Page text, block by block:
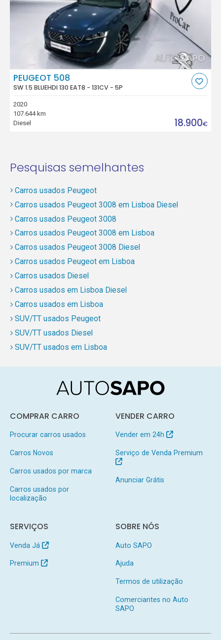
PEUGEOT 508
SW 1.5 BLUEHDI 130 EAT8 - 131CV - 5P
2020
107.644 km
Diesel
18.900€
Pesquisas semelhantes
Carros usados Peugeot
Carros usados Peugeot 3008 em Lisboa Diesel
Carros usados Peugeot 3008
Carros usados Peugeot 3008 em Lisboa
Carros usados Peugeot 3008 Diesel
Carros usados Peugeot em Lisboa
Carros usados Diesel
Carros usados em Lisboa Diesel
Carros usados em Lisboa
SUV/TT usados Peugeot
SUV/TT usados Diesel
SUV/TT usados em Lisboa
COMPRAR CARRO
Procurar carros usados
Carros Novos
Carros usados por marca
Carros usados por
localização
VENDER CARRO
Vender em 24h
Serviço de Venda Premium
Anunciar Grátis
SERVIÇOS
Venda Já
Premium
SOBRE NÓS
Auto SAPO
Ajuda
Termos de utilização
Comerciantes no Auto
SAPO